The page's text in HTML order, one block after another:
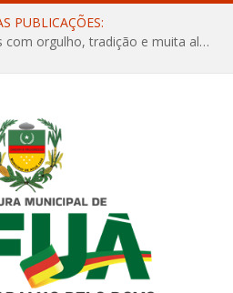
PUBLICAÇÕES:
Afuá comemora 136 anos com orgulho, tradição e muita alegria na Quadra Dr. Nelson Salomão